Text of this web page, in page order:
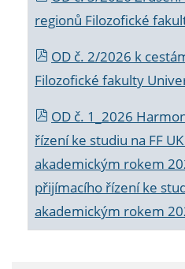
regionů Filozofické
OD č. 2/2026 k
Filozofické fakulty
OD č. 1_2026
řízení ke studiu na FF
akademickým rokem
přijímacího řízení ke
akademickým rokem